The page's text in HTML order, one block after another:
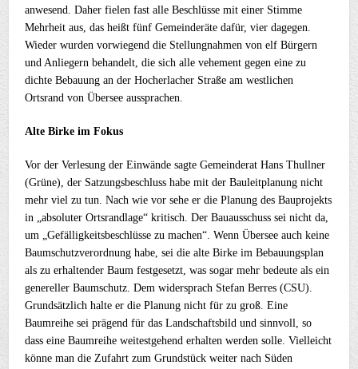
anwesend. Daher fielen fast alle Beschlüsse mit einer Stimme
Mehrheit aus, das heißt fünf Gemeinderäte dafür, vier dagegen.
Wieder wurden vorwiegend die Stellungnahmen von elf Bürgern
und Anliegern behandelt, die sich alle vehement gegen eine zu
dichte Bebauung an der Hocherlacher Straße am westlichen
Ortsrand von Übersee aussprachen.
Alte Birke im Fokus
Vor der Verlesung der Einwände sagte Gemeinderat Hans Thullner
(Grüne), der Satzungsbeschluss habe mit der Bauleitplanung nicht
mehr viel zu tun. Nach wie vor sehe er die Planung des Bauprojekts
in „absoluter Ortsrandlage“ kritisch. Der Bauausschuss sei nicht da,
um „Gefälligkeitsbeschlüsse zu machen“. Wenn Übersee auch keine
Baumschutzverordnung habe, sei die alte Birke im Bebauungsplan
als zu erhaltender Baum festgesetzt, was sogar mehr bedeute als ein
genereller Baumschutz. Dem widersprach Stefan Berres (CSU).
Grundsätzlich halte er die Planung nicht für zu groß. Eine
Baumreihe sei prägend für das Landschaftsbild und sinnvoll, so
dass eine Baumreihe weitestgehend erhalten werden solle. Vielleicht
könne man die Zufahrt zum Grundstück weiter nach Süden